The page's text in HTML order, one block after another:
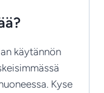
käytännön
Kyse